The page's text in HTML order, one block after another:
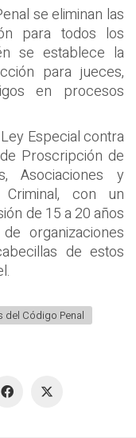
se eliminan las
para todos los
se establece la
para jueces,
en procesos
Especial contra
Proscripción de
Asociaciones y
Criminal, con un
de 15 a 20 años
organizaciones
de estos
del Código Penal